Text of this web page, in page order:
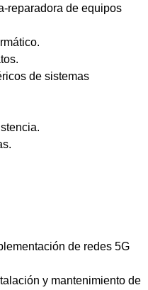
reparadora de equipos
de sistemas
de redes 5G
y mantenimiento de